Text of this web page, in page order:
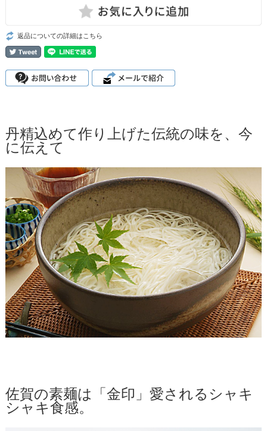
返品についての詳細はこちら
丹精込めて作り上げた伝統の味を、今
に伝えて
佐賀の素麺は「金印」愛されるシャキ
シャキ食感。